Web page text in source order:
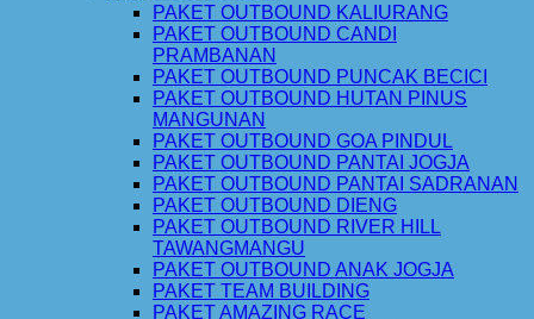
PAKET OUTBOUND KALIURANG
PAKET OUTBOUND CANDI
PRAMBANAN
PAKET OUTBOUND PUNCAK BECICI
PAKET OUTBOUND HUTAN PINUS
MANGUNAN
PAKET OUTBOUND GOA PINDUL
PAKET OUTBOUND PANTAI JOGJA
PAKET OUTBOUND PANTAI SADRANAN
PAKET OUTBOUND DIENG
PAKET OUTBOUND RIVER HILL
TAWANGMANGU
PAKET OUTBOUND ANAK JOGJA
PAKET TEAM BUILDING
PAKET AMAZING RACE